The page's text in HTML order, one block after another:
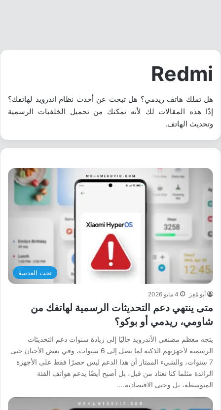
Redmi
هل تملك هاتف ريدمي؟ هل تبحث عن أحدث نظام اندرويد لهاتفك؟
إذًا هذه المقالات لك لأنه تمكنك من تحميل الخلفيات الرسمية
وتحديث الهاتف.
تحت العدسة
أبو مُعِز 4 مايو 2026
متى ينتهي دعم التحديثات الرسمية لهاتفك من
شاومي، ريدمي أو بوكو؟
يتجه معظم مصنعي الأندرويد حاليًا إلى زيادة سنوات دعم التحديثات
الرسمية لأجهزتهم الذكية لما يصل إلى 6 سنوات، وفي بعض الأحيان حتى
7 سنوات، والشيء الممتاز أن هذا الدعم ليس حصرًا فقط على الأجهزة
الرائدة مثلما كنا نعتاد من قبل، بل أصبح أيضًا يدعم هواتف الفئة
المتوسطة، بل وحتى الاقتصادية.…